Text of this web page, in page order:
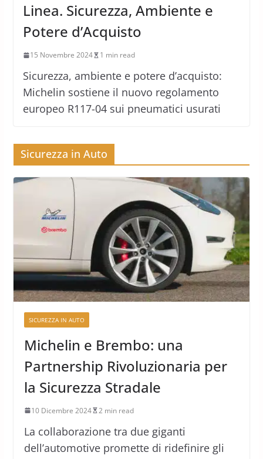
Linea. Sicurezza, Ambiente e
Potere d’Acquisto
15 Novembre 2024 1 min read
Sicurezza, ambiente e potere d’acquisto:
Michelin sostiene il nuovo regolamento
europeo R117-04 sui pneumatici usurati
Sicurezza in Auto
SICUREZZA IN AUTO
Michelin e Brembo: una
Partnership Rivoluzionaria per
la Sicurezza Stradale
10 Dicembre 2024 2 min read
La collaborazione tra due giganti
dell’automotive promette di ridefinire gli